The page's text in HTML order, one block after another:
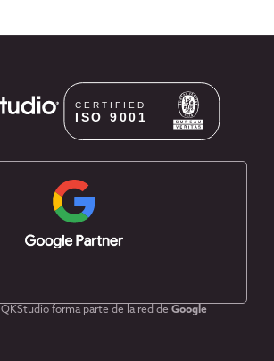
QKStudio forma parte de la red de Google